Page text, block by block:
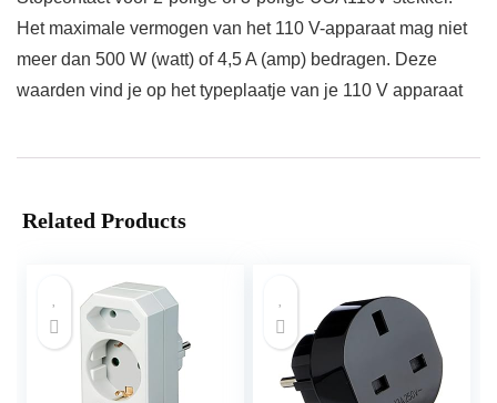
Het maximale vermogen van het 110 V-apparaat mag niet
meer dan 500 W (watt) of 4,5 A (amp) bedragen. Deze
waarden vind je op het typeplaatje van je 110 V apparaat
Related Products